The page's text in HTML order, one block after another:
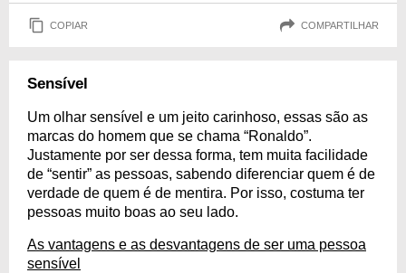
COPIAR COMPARTILHAR
Sensível
Um olhar sensível e um jeito carinhoso, essas são as
marcas do homem que se chama “Ronaldo”.
Justamente por ser dessa forma, tem muita facilidade
de “sentir” as pessoas, sabendo diferenciar quem é de
verdade de quem é de mentira. Por isso, costuma ter
pessoas muito boas ao seu lado.
As vantagens e as desvantagens de ser uma pessoa
sensível